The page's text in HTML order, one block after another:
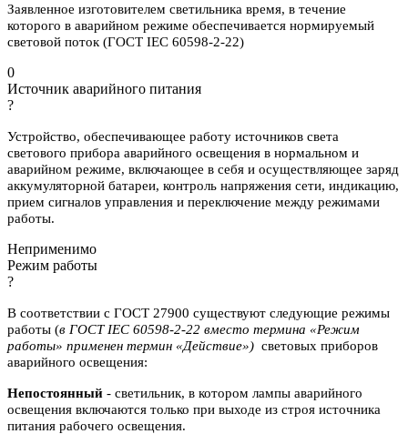
Заявленное изготовителем светильника время, в течение
которого в аварийном режиме обеспечивается нормируемый
световой поток (ГОСТ IEC 60598-2-22)
0
Источник аварийного питания
?
Устройство, обеспечивающее работу источников света
светового прибора аварийного освещения в нормальном и
аварийном режиме, включающее в себя и осуществляющее заряд
аккумуляторной батареи, контроль напряжения сети, индикацию,
прием сигналов управления и переключение между режимами
работы.
Неприменимо
Режим работы
?
В соответствии с ГОСТ 27900 существуют следующие режимы
работы (в ГОСТ IEC 60598-2-22 вместо термина «Режим
работы» применен термин «Действие») световых приборов
аварийного освещения:
Непостоянный - светильник, в котором лампы аварийного
освещения включаются только при выходе из строя источника
питания рабочего освещения.